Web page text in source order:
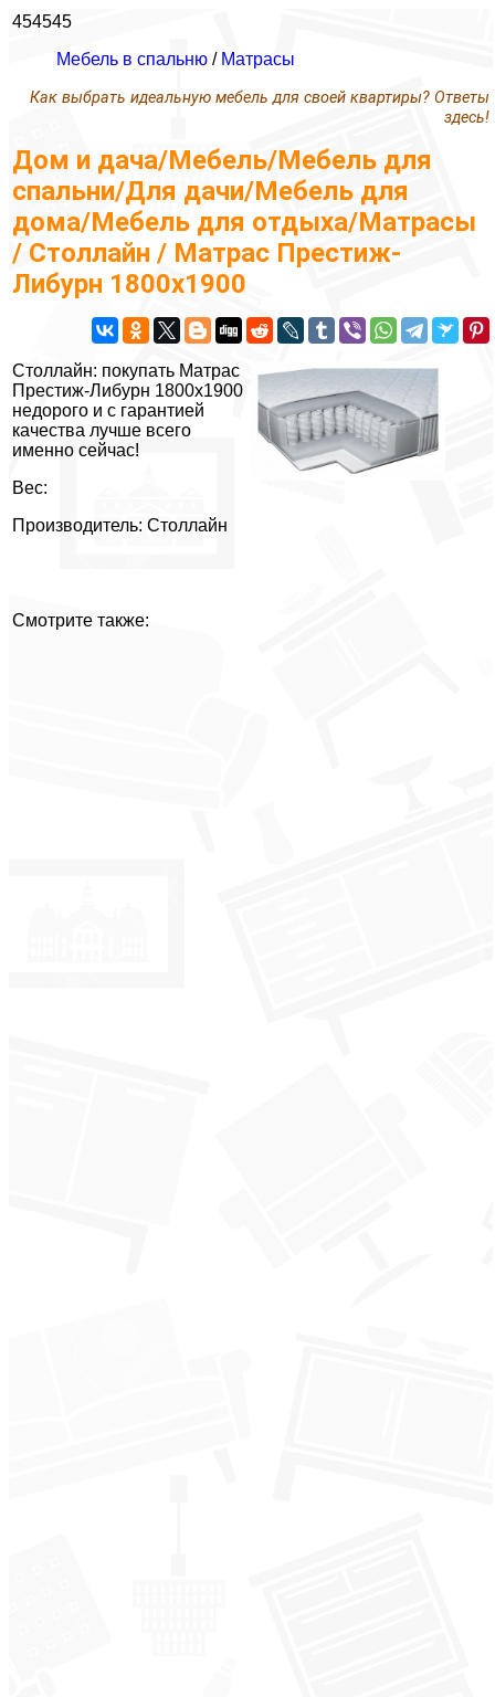
454545
Мебель в спальню / Матрасы
Как выбрать идеальную мебель для своей квартиры? Ответы
здесь!
Дом и дача/Мебель/Мебель для
спальни/Для дачи/Мебель для
дома/Мебель для отдыха/Матрасы
/ Столлайн / Матрас Престиж-
Либурн 1800x1900
Столлайн: покупать Матрас
Престиж-Либурн 1800x1900
недорого и с гарантией
качества лучше всего
именно сейчас!
Вес:
Производитель: Столлайн
Смотрите также: